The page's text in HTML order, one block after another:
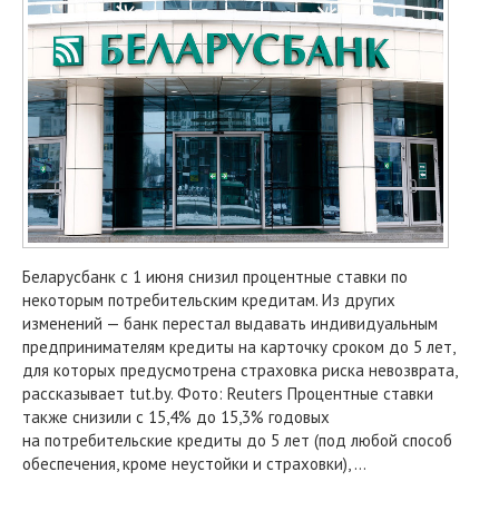
Беларусбанк с 1 июня снизил процентные ставки по
некоторым потребительским кредитам. Из других
изменений — банк перестал выдавать индивидуальным
предпринимателям кредиты на карточку сроком до 5 лет,
для которых предусмотрена страховка риска невозврата,
рассказывает tut.by. Фото: Reuters Процентные ставки
также снизили с 15,4% до 15,3% годовых
на потребительские кредиты до 5 лет (под любой способ
обеспечения, кроме неустойки и страховки), …